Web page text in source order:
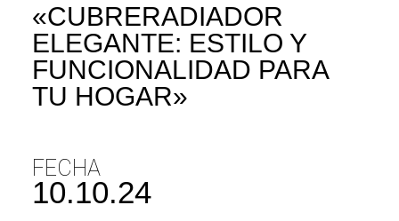
«CUBRERADIADOR
ELEGANTE: ESTILO Y
FUNCIONALIDAD PARA
TU HOGAR»
FECHA
10.10.24